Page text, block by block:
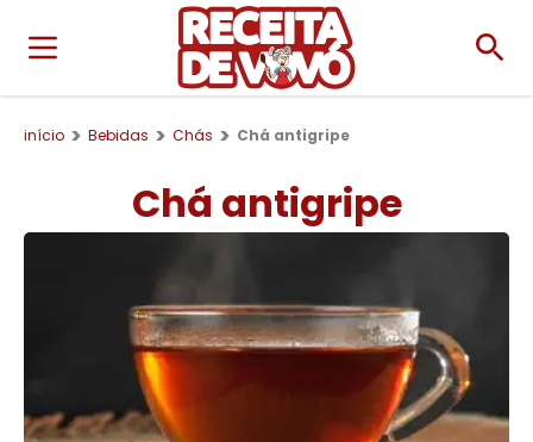
início Bebidas Chás Chá antigripe
Chá antigripe